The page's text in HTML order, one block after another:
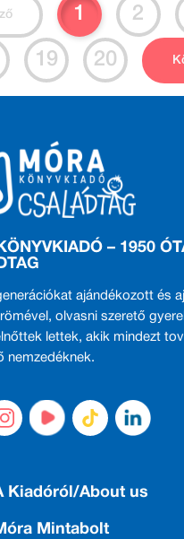
1 2
19 20
– 1950
ajándékozott és
olvasni szerető
lettek, akik mindezt
nemzedéknek.
Kiadóról/About us
Mintabolt